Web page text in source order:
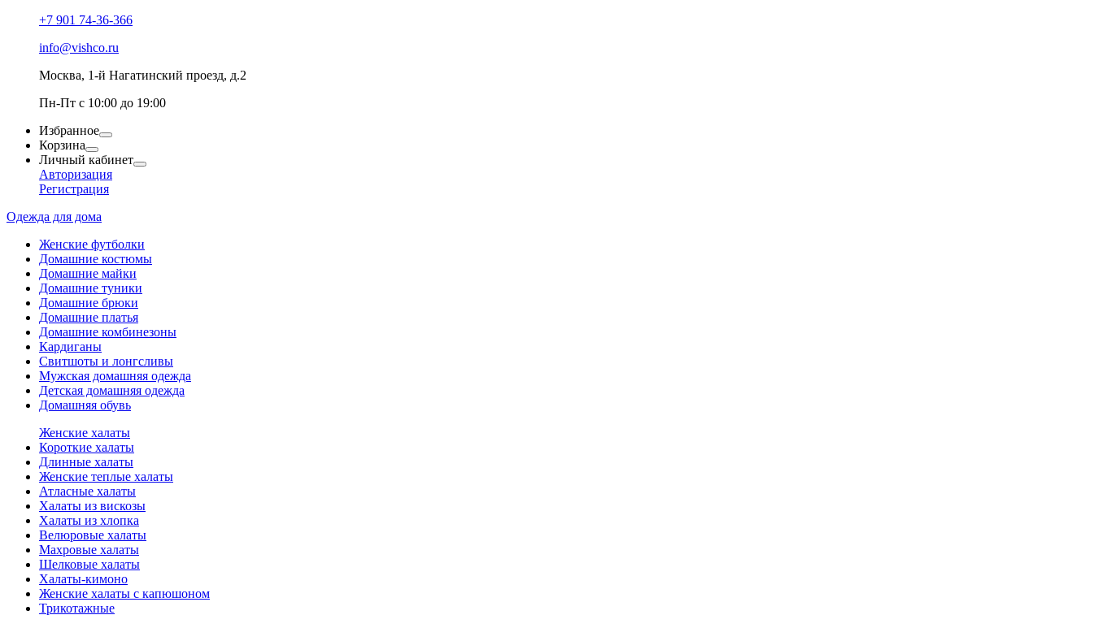
+7 901 74-36-366
info@vishco.ru
Москва, 1-й Нагатинский проезд, д.2
Пн-Пт с 10:00 до 19:00
Избранное
Корзина
Личный кабинет
Авторизация
Регистрация
Одежда для дома
Женские футболки
Домашние костюмы
Домашние майки
Домашние туники
Домашние брюки
Домашние платья
Домашние комбинезоны
Кардиганы
Свитшоты и лонгсливы
Мужская домашняя одежда
Детская домашняя одежда
Домашняя обувь
Женские халаты
Короткие халаты
Длинные халаты
Женские теплые халаты
Атласные халаты
Халаты из вискозы
Халаты из хлопка
Велюровые халаты
Махровые халаты
Шелковые халаты
Халаты-кимоно
Женские халаты с капюшоном
Трикотажные